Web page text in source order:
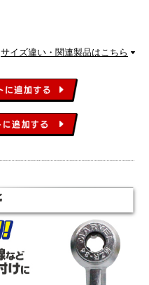
サイズ違い・関連製品はこちら